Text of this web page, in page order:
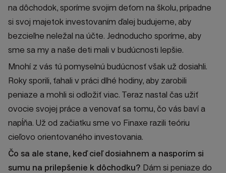
na dôchodok, sporíme svojim deťom na školu, prípadne
si svoj majetok investovaním ďalej budujeme, aby
bezcieľne neležal na účte. Jednoducho sporíme, aby
sme sa my a naše deti mali v budúcnosti lepšie.
Mnohí z vás tú pomyselnú budúcnosť však už dosiahli.
Roky sporili, ťahali v práci dlhé hodiny, aby zarobili
peniaze a mohli si odložiť viac. Teraz nastal čas užiť
ovocie svojej práce a venovať sa tomu, čo vás baví a
napĺňa. Už od začiatku sme vo Finaxe razili teóriu
cieľovo orientovaného investovania.
Čo sa ale stane, keď cieľ dosiahnem a nasporím si
sumu na prilepšenie k dôchodku? Dám si peniaze do